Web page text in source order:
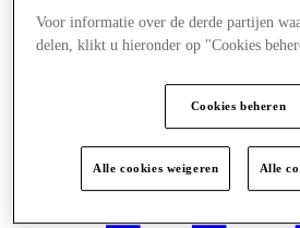
Voor informatie over de derde partijen
delen, klikt u hieronder op "Cookies
Cookies beheren
Alle cookies weigeren Alle